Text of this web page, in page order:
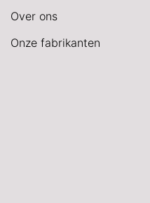
Over ons
Onze fabrikanten